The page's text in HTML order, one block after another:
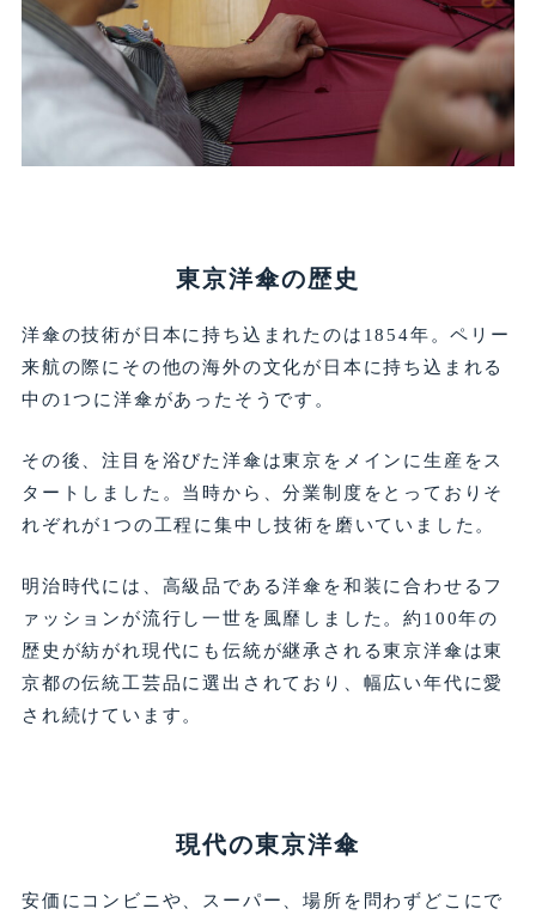
東京洋傘の歴史
洋傘の技術が日本に持ち込まれたのは1854年。ペリー
来航の際にその他の海外の文化が日本に持ち込まれる
中の1つに洋傘があったそうです。
その後、注目を浴びた洋傘は東京をメインに生産をス
タートしました。当時から、分業制度をとっておりそ
れぞれが1つの工程に集中し技術を磨いていました。
明治時代には、高級品である洋傘を和装に合わせるフ
ァッションが流行し一世を風靡しました。約100年の
歴史が紡がれ現代にも伝統が継承される東京洋傘は東
京都の伝統工芸品に選出されており、幅広い年代に愛
され続けています。
現代の東京洋傘
安価にコンビニや、スーパー、場所を問わずどこにで